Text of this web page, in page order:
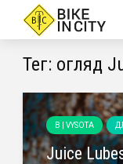
Тег: огляд
B | VYSOTA
Juice